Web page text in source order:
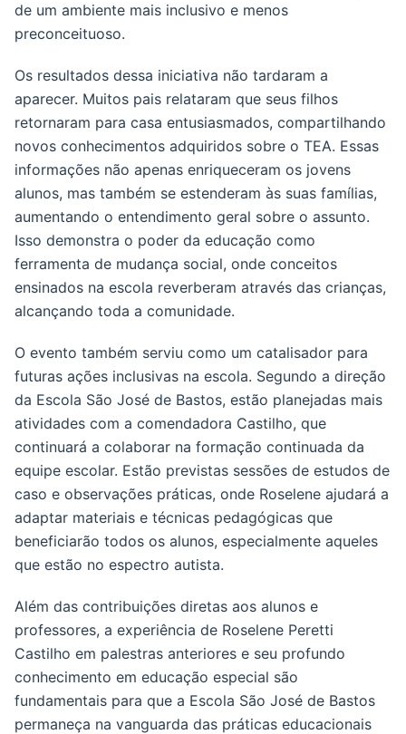
de um ambiente mais inclusivo e menos
preconceituoso.
Os resultados dessa iniciativa não tardaram a
aparecer. Muitos pais relataram que seus filhos
retornaram para casa entusiasmados, compartilhando
novos conhecimentos adquiridos sobre o TEA. Essas
informações não apenas enriqueceram os jovens
alunos, mas também se estenderam às suas famílias,
aumentando o entendimento geral sobre o assunto.
Isso demonstra o poder da educação como
ferramenta de mudança social, onde conceitos
ensinados na escola reverberam através das crianças,
alcançando toda a comunidade.
O evento também serviu como um catalisador para
futuras ações inclusivas na escola. Segundo a direção
da Escola São José de Bastos, estão planejadas mais
atividades com a comendadora Castilho, que
continuará a colaborar na formação continuada da
equipe escolar. Estão previstas sessões de estudos de
caso e observações práticas, onde Roselene ajudará a
adaptar materiais e técnicas pedagógicas que
beneficiarão todos os alunos, especialmente aqueles
que estão no espectro autista.
Além das contribuições diretas aos alunos e
professores, a experiência de Roselene Peretti
Castilho em palestras anteriores e seu profundo
conhecimento em educação especial são
fundamentais para que a Escola São José de Bastos
permaneça na vanguarda das práticas educacionais